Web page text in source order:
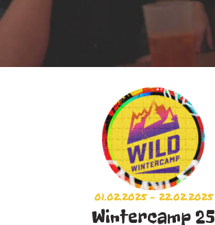
01.02.2025 – 22.02.2025
Wintercamp 25